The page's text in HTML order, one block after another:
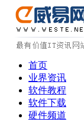
首页
业界资讯
软件教程
软件下载
硬件频道